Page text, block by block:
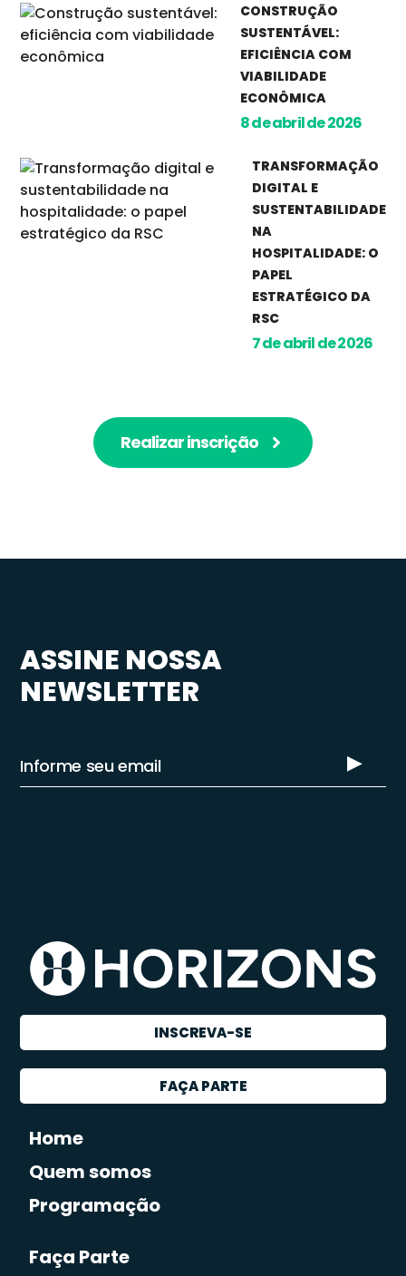
CONSTRUÇÃO
SUSTENTÁVEL:
EFICIÊNCIA COM
VIABILIDADE
ECONÔMICA
8 de abril de 2026
TRANSFORMAÇÃO
DIGITAL E
SUSTENTABILIDADE
NA
HOSPITALIDADE: O
PAPEL
ESTRATÉGICO DA
RSC
7 de abril de 2026
Realizar inscrição
ASSINE NOSSA
NEWSLETTER
INSCREVA-SE
FAÇA PARTE
Home
Quem somos
Programação
Faça Parte